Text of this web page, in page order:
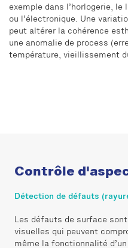
exemple dans l’horlogerie,
ou l’électronique. Une
peut altérer la cohérence
une anomalie de process
température, vieillissement
Contrôle
Détection de défauts
Les défauts de surface
visuelles qui peuvent
même la fonctionnalité